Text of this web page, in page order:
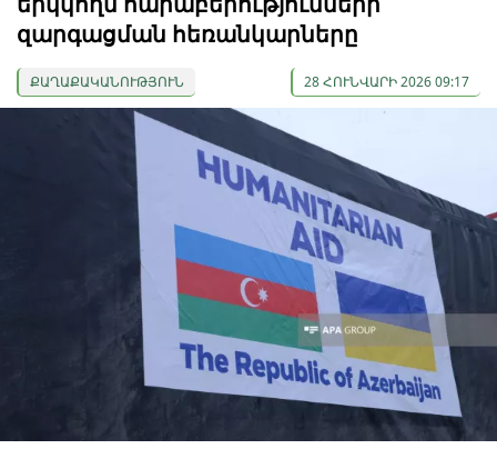
զարգացման հեռանկարները
ՔԱՂԱՔԱԿԱՆՈՒԹՅՈՒՆ 28 ՀՈՒՆՎԱՐԻ 2026 09:17